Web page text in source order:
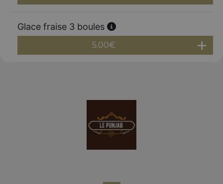
Glace fraise 3 boules
5.00€